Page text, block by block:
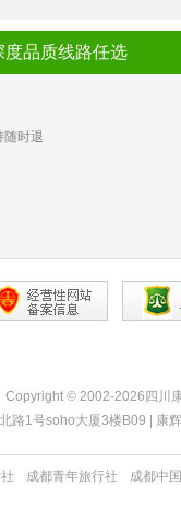
度品质线路任选
随时退
Copyright © 2002-2026四川
路1号soho大厦3楼B09 |
成都青年旅行社
成都中